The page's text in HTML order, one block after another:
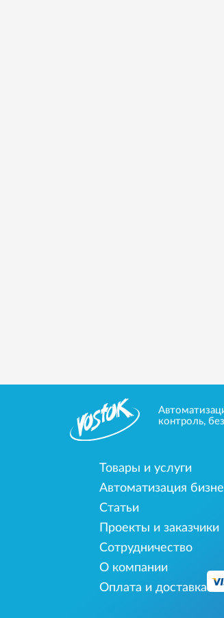
контроль,
Товары и услуги
Автоматизация
Статьи
Проекты и заказчики
Сотрудничество
О компании
Оплата и доставка